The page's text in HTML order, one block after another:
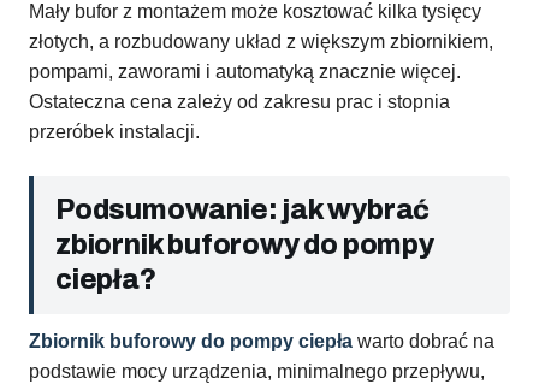
Mały bufor z montażem może kosztować kilka tysięcy
złotych, a rozbudowany układ z większym zbiornikiem,
pompami, zaworami i automatyką znacznie więcej.
Ostateczna cena zależy od zakresu prac i stopnia
przeróbek instalacji.
Podsumowanie: jak wybrać
zbiornik buforowy do pompy
ciepła?
Zbiornik buforowy do pompy ciepła warto dobrać na
podstawie mocy urządzenia, minimalnego przepływu,